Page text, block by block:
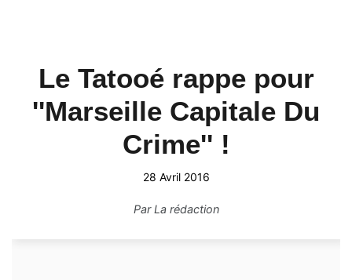
Le Tatooé rappe pour
''Marseille Capitale Du
Crime'' !
28 Avril 2016
ParLa rédaction